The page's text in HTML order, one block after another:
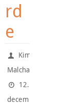
rd
e
Kim
Malchau
12.
december